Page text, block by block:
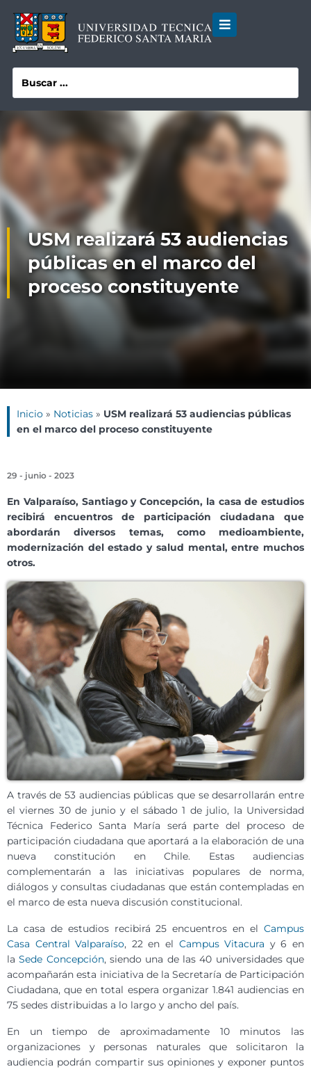
USM realizará 53 audiencias
públicas en el marco del
proceso constituyente
Inicio » Noticias » USM realizará 53 audiencias públicas
en el marco del proceso constituyente
29 - junio - 2023
En Valparaíso, Santiago y Concepción, la casa de estudios
recibirá encuentros de participación ciudadana que
abordarán diversos temas, como medioambiente,
modernización del estado y salud mental, entre muchos
otros.
A través de 53 audiencias públicas que se desarrollarán entre
el viernes 30 de junio y el sábado 1 de julio, la Universidad
Técnica Federico Santa María será parte del proceso de
participación ciudadana que aportará a la elaboración de una
nueva constitución en Chile. Estas audiencias
complementarán a las iniciativas populares de norma,
diálogos y consultas ciudadanas que están contempladas en
el marco de esta nueva discusión constitucional.
La casa de estudios recibirá 25 encuentros en el Campus
Casa Central Valparaíso, 22 en el Campus Vitacura y 6 en
laSede Concepción, siendo una de las 40 universidades que
acompañarán esta iniciativa de la Secretaría de Participación
Ciudadana, que en total espera organizar 1.841 audiencias en
75 sedes distribuidas a lo largo y ancho del país.
En un tiempo de aproximadamente 10 minutos las
organizaciones y personas naturales que solicitaron la
audiencia podrán compartir sus opiniones y exponer puntos